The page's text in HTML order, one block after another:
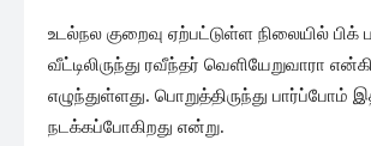
உடல்நல குறைவு ஏற்பட்டுள்ள நிலையில் பிக்
வீட்டிலிருந்து ரவீந்தர் வெளியேறுவாரா
எழுந்துள்ளது. பொறுத்திருந்து
நடக்கப்போகிறது என்று.